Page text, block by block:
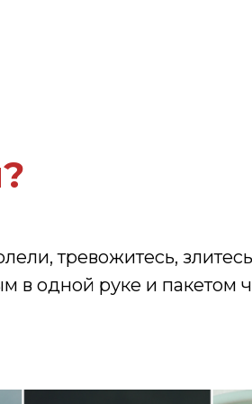
тревожитесь,
в одной руке и пакетом